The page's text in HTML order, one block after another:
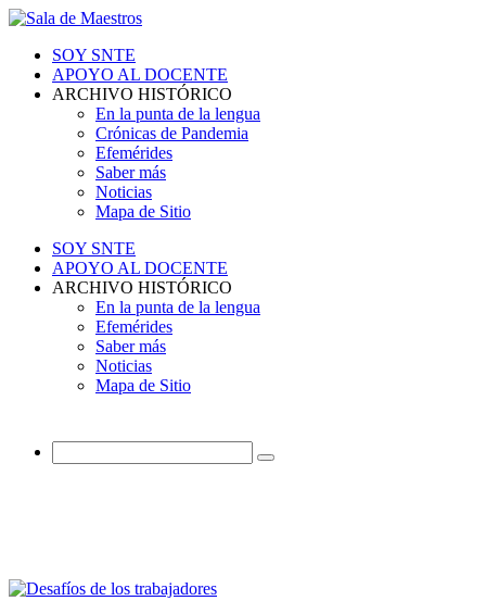
SOY SNTE
APOYO AL DOCENTE
ARCHIVO HISTÓRICO
En la punta de la lengua
Crónicas de Pandemia
Efemérides
Saber más
Noticias
Mapa de Sitio
SOY SNTE
APOYO AL DOCENTE
ARCHIVO HISTÓRICO
En la punta de la lengua
Efemérides
Saber más
Noticias
Mapa de Sitio